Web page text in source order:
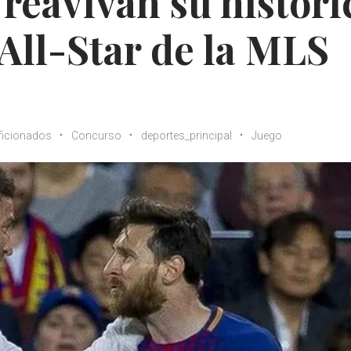
Star de la MLS
Concurso deportes_principal Juego